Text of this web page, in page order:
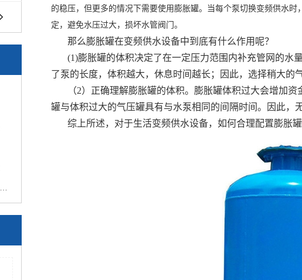
的稳压，但更多的情况下需要使用膨胀罐。当每个泵切换变频供水时
定，避免水压过大，损坏水管阀门。
那么膨胀罐在变频供水设备中到底有什么作用呢？
(1)膨胀罐的体积决定了在一定压力范围内补充管网的水
了泵的长度，体积越大，休息时间越长；因此，选择稍大的
（2）正确理解膨胀罐的体积。膨胀罐体积过大会增加
罐与体积过大的气压罐具有与水泵相同的间隔时间。因此，
综上所述，对于生活变频供水设备，如何合理配置膨胀